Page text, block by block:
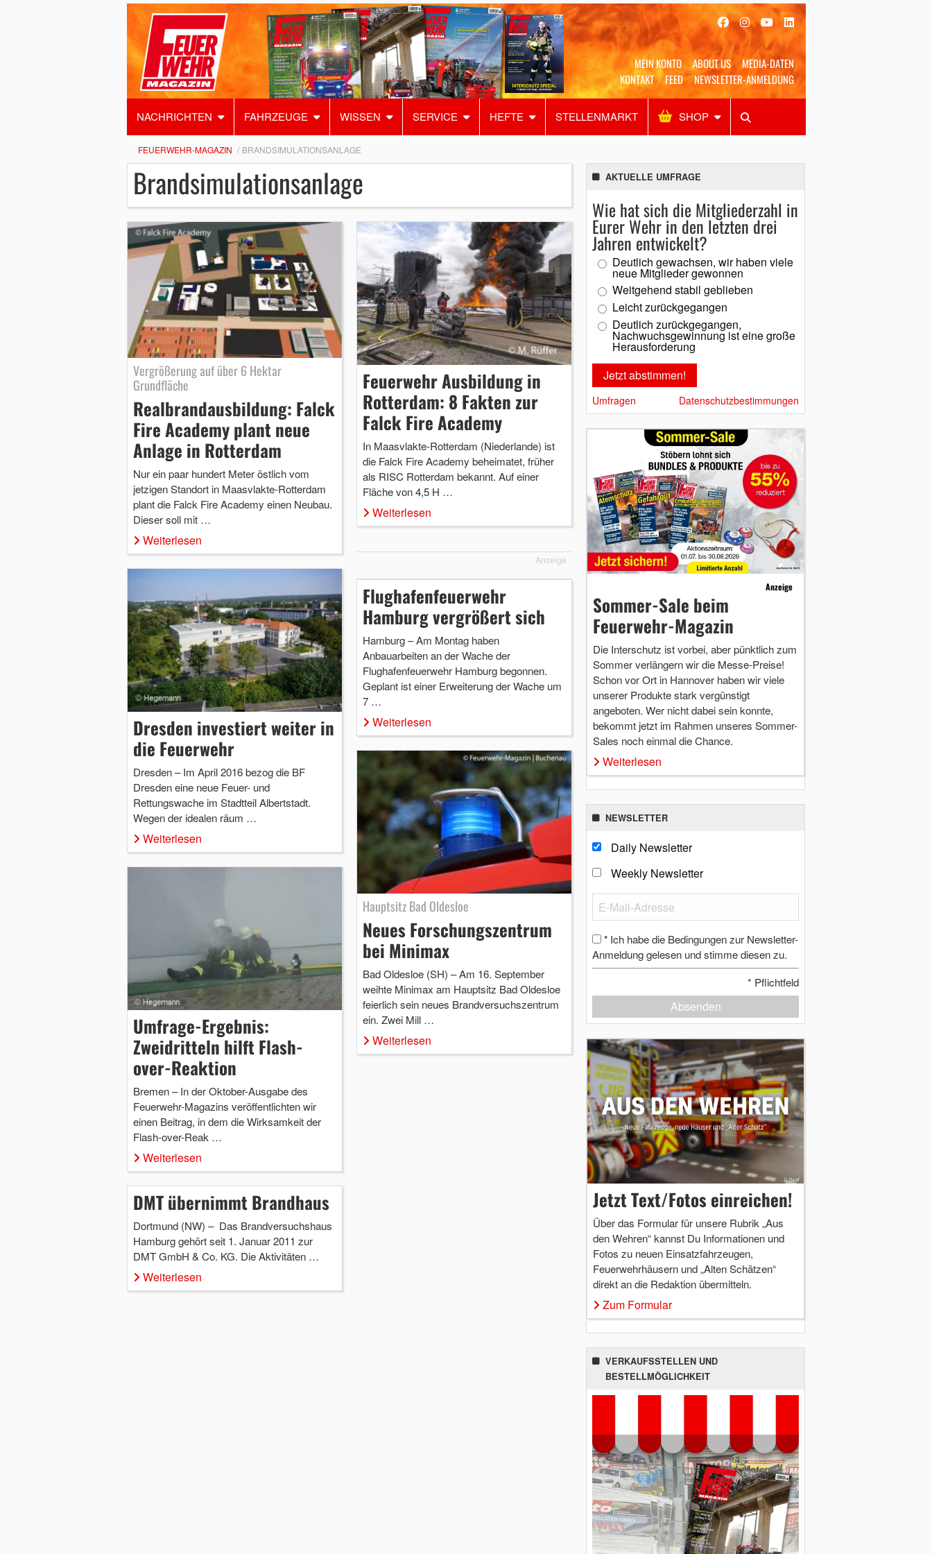
MEIN KONTO ABOUT US
MEDIA-DATEN
KONTAKT
FEED NEWSLETTER-ANMELDUNG
NACHRICHTEN FAHRZEUGE WISSEN SERVICE HEFTE STELLENMARKT SHOP
Alles Shop SUCHEN
FEUERWEHR-MAGAZIN BRANDSIMULATIONSANLAGE
Brandsimulationsanlage
Vergrößerung auf über 6 Hektar
Grundfläche
Realbrandausbildung: Falck
Fire Academy plant neue
Anlage in Rotterdam
Nur ein paar hundert Meter östlich vom
jetzigen Standort in Maasvlakte-Rotterdam
plant die Falck Fire Academy einen Neubau.
Dieser soll mit …
Weiterlesen
Feuerwehr Ausbildung in
Rotterdam: 8 Fakten zur
Falck Fire Academy
In Maasvlakte-Rotterdam (Niederlande) ist
die Falck Fire Academy beheimatet, früher
als RISC Rotterdam bekannt. Auf einer
Fläche von 4,5 H …
Weiterlesen
Dresden investiert weiter in
die Feuerwehr
Dresden – Im April 2016 bezog die BF
Dresden eine neue Feuer- und
Rettungswache im Stadtteil Albertstadt.
Wegen der idealen räum …
Weiterlesen
Anzeige
Umfrage-Ergebnis:
Zweidritteln hilft Flash-
over-Reaktion
Bremen – In der Oktober-Ausgabe des
Feuerwehr-Magazins veröffentlichten wir
einen Beitrag, in dem die Wirksamkeit der
Flash-over-Reak …
Weiterlesen
Flughafenfeuerwehr
Hamburg vergrößert sich
Hamburg – Am Montag haben
Anbauarbeiten an der Wache der
Flughafenfeuerwehr Hamburg begonnen.
Geplant ist einer Erweiterung der Wache um
7 …
Weiterlesen
DMT übernimmt Brandhaus
Dortmund (NW) – Das Brandversuchshaus
Hamburg gehört seit 1. Januar 2011 zur
DMT GmbH & Co. KG. Die Aktivitäten …
Weiterlesen
Hauptsitz Bad Oldesloe
Neues Forschungszentrum
bei Minimax
Bad Oldesloe (SH) – Am 16. September
weihte Minimax am Hauptsitz Bad Oldesloe
feierlich sein neues Brandversuchszentrum
ein. Zwei Mill …
Weiterlesen
AKTUELLE UMFRAGE
Wie hat sich die Mitgliederzahl in
Eurer Wehr in den letzten drei
Jahren entwickelt?
Deutlich gewachsen, wir haben viele
neue Mitglieder gewonnen
Weitgehend stabil geblieben
Leicht zurückgegangen
Deutlich zurückgegangen,
Nachwuchsgewinnung ist eine große
Herausforderung
Umfragen Datenschutzbestimmungen
Anzeige
Sommer-Sale beim
Feuerwehr-Magazin
Die Interschutz ist vorbei, aber pünktlich zum
Sommer verlängern wir die Messe-Preise!
Schon vor Ort in Hannover haben wir viele
unserer Produkte stark vergünstigt
angeboten. Wer nicht dabei sein konnte,
bekommt jetzt im Rahmen unseres Sommer-
Sales noch einmal die Chance.
Weiterlesen
NEWSLETTER
Daily Newsletter
Weekly Newsletter
* Ich habe die Bedingungen zur Newsletter-
Anmeldung gelesen und stimme diesen zu.
* Pflichtfeld
Absenden
Jetzt Text/Fotos einreichen!
Über das Formular für unsere Rubrik „Aus
den Wehren“ kannst Du Informationen und
Fotos zu neuen Einsatzfahrzeugen,
Feuerwehrhäusern und „Alten Schätzen“
direkt an die Redaktion übermitteln.
Zum Formular
VERKAUFSSTELLEN UND
BESTELLMÖGLICHKEIT